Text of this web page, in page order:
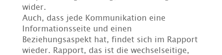
wider.
Auch, dass jede Kommunikation eine
Informationsseite und einen
Beziehungsaspekt hat, findet sich im Rapport
wieder. Rapport, das ist die wechselseitige,